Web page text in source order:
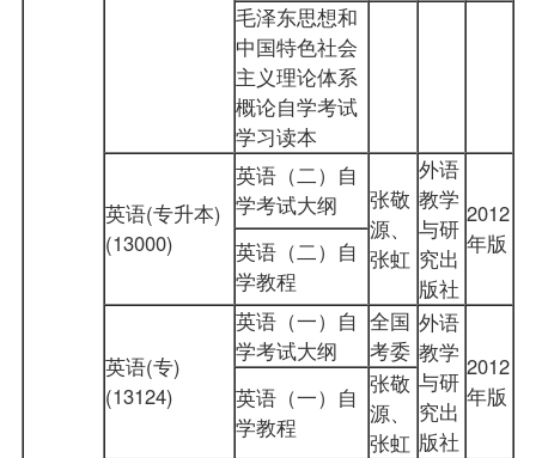
毛泽东思想和
中国特色社会
主义理论体系
概论自学考试
学习读本
英语(专升本)
(13000)
英语（二）自
学考试大纲
张敬
源、
张虹
外语
教学
与研
究出
版社
2012
年版
英语（二）自
学教程
英语(专)
(13124)
英语（一）自
学考试大纲
全国
考委
外语
教学
与研
究出
版社
2012
年版
英语（一）自
学教程
张敬
源、
张虹